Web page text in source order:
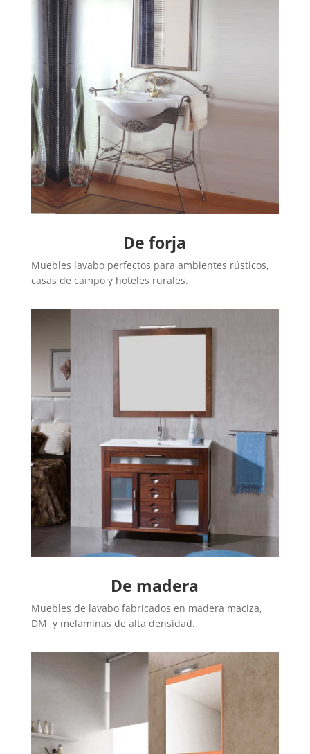
De forja
Muebles lavabo perfectos para ambientes rústicos,
casas de campo y hoteles rurales.
De madera
Muebles de lavabo fabricados en madera maciza,
DM y melaminas de alta densidad.